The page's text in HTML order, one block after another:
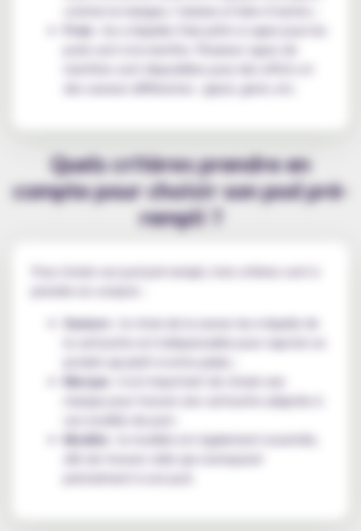
comme la mangue, l’ananas et bien d’autres ;
Frais
: les e-liquides frais prêts à vaper pour les
Quels critères prendre en
compte pour choisir son pod pré-
rempli ?
Pour choisir son pod pré-rempli, trois critères sont à
Saveurs
: le choix de la saveur du e-liquide de
la cartouche est indispensable pour vapoter un
Marque
: il est important de choisir une
marque pour trouver une cartouche adaptée à
Modèle
: le modèle est également essentiel,